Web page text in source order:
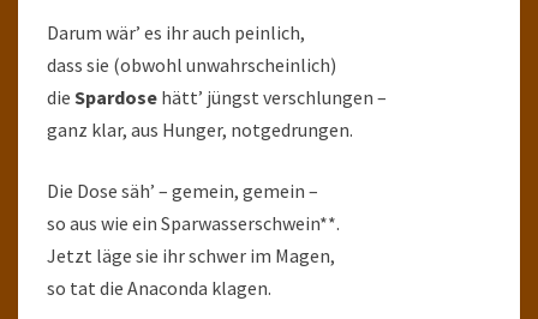
Darum wär’ es ihr auch peinlich,
dass sie (obwohl unwahrscheinlich)
die Spardose hätt’ jüngst verschlungen –
ganz klar, aus Hunger, notgedrungen.
Die Dose säh’ – gemein, gemein –
so aus wie ein Sparwasserschwein**.
Jetzt läge sie ihr schwer im Magen,
so tat die Anaconda klagen.